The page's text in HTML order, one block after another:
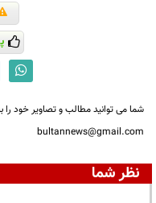
شما می توانید مطالب و تصاویر خود را
bultannews@gmail.com
نظر شما